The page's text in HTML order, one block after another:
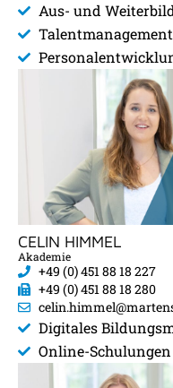
Aus- und
CELIN HIMMEL
Akademie
+49 (0) 451 88 18 227
+49 (0) 451 88 18 280
Digitales
Online-